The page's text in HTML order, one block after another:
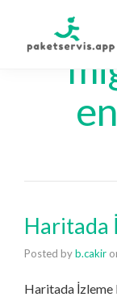
Haritada
Posted byb.cakir
Haritada İzleme